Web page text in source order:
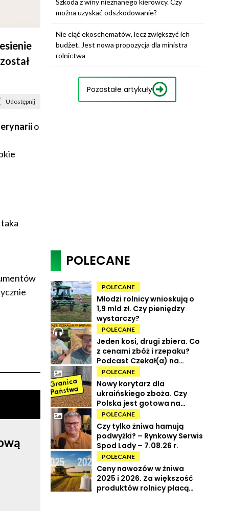
Udostępnij
o
Szkoda z winy nieznanego kierowcy. Czy
można uzyskać odszkodowanie?
Nie ciąć ekoschematów, lecz zwiększyć ich
budżet. Jest nowa propozycja dla ministra
rolnictwa
Pozostałe artykuły
POLECANE
POLECANE
Młodzi rolnicy wnioskują o
1,9 mld zł. Czy pieniędzy
wystarczy?
POLECANE
Jeden kosi, drugi zbiera. Co
z cenami zbóż i rzepaku?
Podcast Czekał(a) na
Urbana odc. 73
POLECANE
Nowy korytarz dla
ukraińskiego zboża. Czy
Polska jest gotowa na
powrót tranzytu?
POLECANE
Czy tylko żniwa hamują
podwyżki? – Rynkowy Serwis
Spod Lady – 7.08.26 r.
POLECANE
Ceny nawozów w żniwa
2025 i 2026. Za większość
produktów rolnicy płacą